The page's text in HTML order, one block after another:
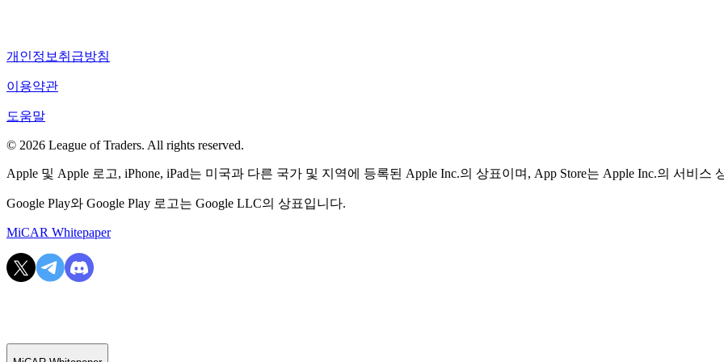
개인정보취급방침
이용약관
도움말
© 2026 League of Traders. All rights reserved.
Apple 및 Apple 로고, iPhone, iPad는 미국과 다른 국가 및 지역에 등록된 Apple Inc.의 상표이며, App Store는 Apple Inc.의 서비스
Google Play와 Google Play 로고는 Google LLC의 상표입니다.
MiCAR Whitepaper